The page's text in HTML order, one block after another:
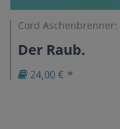
Cord Aschenbrenner:
Der Raub.
24,00 € *